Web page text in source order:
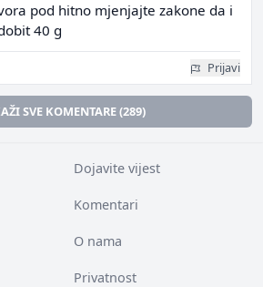
pod hitno mjenjajte zakone da i
40 g
Prijavi
SVE KOMENTARE (289)
Dojavite vijest
Komentari
O nama
Privatnost